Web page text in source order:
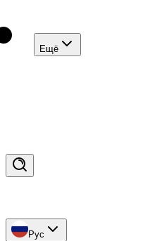
Eщё
Рус